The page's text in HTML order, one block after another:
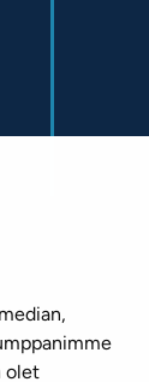
olet